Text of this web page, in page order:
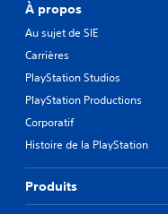
À propos
Au sujet de SIE
Carrières
PlayStation Studios
PlayStation Productions
Corporatif
Histoire de la PlayStation
Produits